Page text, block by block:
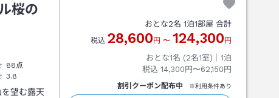
桜の
88点
3.8
望む露天
おとな2名 1泊1部屋 合計
税込 28,600 円 〜 124,300 円
おとな1名 (2名1室)｜ 1泊
税込 14,300円〜62,150円
割引クーポン配布中 ※利用条件あり